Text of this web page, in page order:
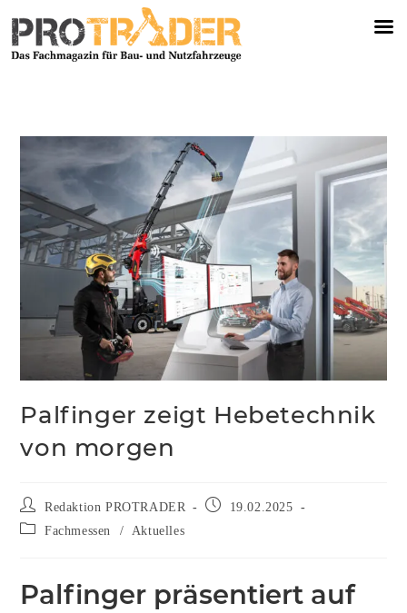
Palfinger zeigt Hebetechnik
von morgen
Redaktion PROTRADER
19.02.2025
Fachmessen
/ Aktuelles
Palfinger präsentiert auf